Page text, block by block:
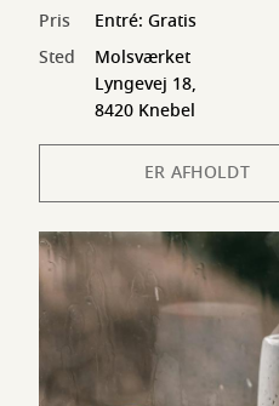
Pris
Entré: Gratis
Sted
Molsværket
Lyngevej 18,
8420 Knebel
ER AFHOLDT